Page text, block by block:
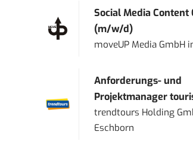
Social Media Content
(m/w/d)
moveUP Media GmbH
Anforderungs- und
Projektmanager
trendtours Holding
Eschborn